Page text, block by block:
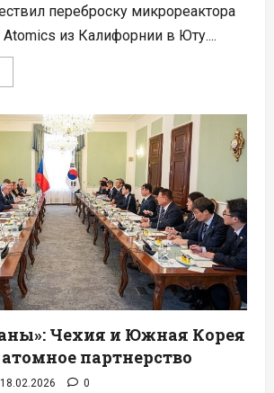
переброску микрореактора
из Калифорнии в Юту....
энергия
воздуху:
отработали
Чехия и Южная Корея
партнерство
18.02.2026 0